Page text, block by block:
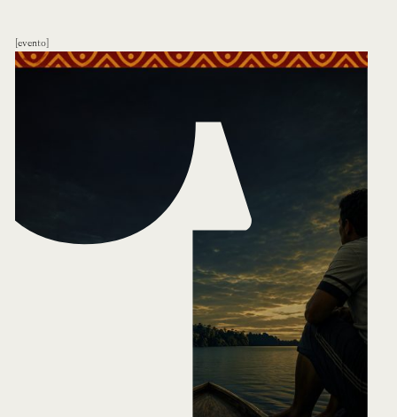
evento